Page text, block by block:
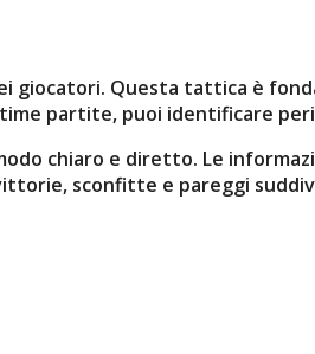
giocatori. Questa tattica è
partite, puoi identificare
chiaro e diretto. Le
sconfitte e pareggi